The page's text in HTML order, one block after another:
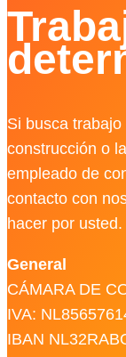
Si busca
construcción o
empleado de
contacto con
hacer por
General
CÁMARA DE
IVA:
IBAN